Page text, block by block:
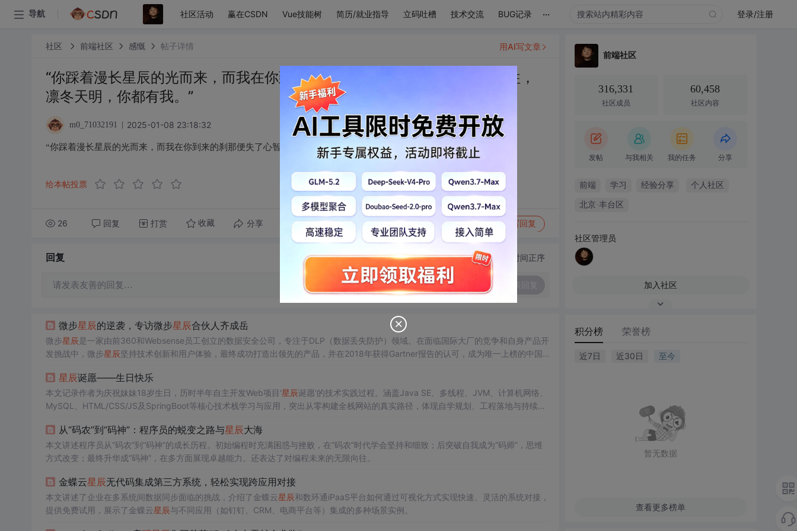
导航 社区活动 赢在CSDN Vue技能树 简历/就业指导 立码吐槽 技术交流 BUG记录 ... 登录/注册
社区 前端社区 感慨 帖子详情
“你踩着漫长星辰的光而来，而我在你到来的刹那便失了心智，从此山河过往，
凛冬天明，你都有我。”
m0_71032191 2025-01-08 23:18:32
“你踩着漫长星辰的光而来，而我在你到来的刹那便失了心智，从此山河过往，凛冬天明，你都有我。”
给本帖投票
26 回复 打赏 收藏 分享 转发到动态 举报 写回复
用AI写文章
回复 切换为时间正序
请发表友善的回复…
微步星辰的逆袭，专访微步星辰合伙人齐成岳
微步星辰是一家由前360和Websense员工创立的数据安全公司，专注于DLP（数据丢失防护）领域。在面临国际大厂的竞争和自身产品开
发挑战中，微步星辰坚持技术创新和用户体验，最终成功打造出领先的产品，并在2018年获得Gartner报告的认可，成为唯一上榜的中国D
星辰诞愿——生日快乐
本文记录作者为庆祝妹妹18岁生日，历时半年自主开发Web项目'星辰诞愿'的技术实践过程。涵盖Java SE、多线程、JVM、计算机网络、
MySQL、HTML/CSS/JS及SpringBoot等核心技术栈学习与应用，突出从零构建全栈网站的真实路径，体现自学规划、工程落地与持续交
从“码农”到“码神”：程序员的蜕变之路与星辰大海
本文讲述程序员从“码农”到“码神”的成长历程。初始编程时充满困惑与挫败，在“码农”时代学会坚持和细致；后突破自我成为“码师”，思维
方式改变；最终升华成“码神”，在多方面展现卓越能力。还表达了对编程未来的无限向往。
金蝶云星辰无代码集成第三方系统，轻松实现跨应用对接
本文讲述了企业在多系统间数据同步面临的挑战，介绍了金蝶云星辰和数环通iPaaS平台如何通过可视化方式实现快速、灵活的系统对接，
提供免费试用，展示了金蝶云星辰与不同应用（如钉钉、CRM、电商平台等）集成的多种场景实例。
前端社区
316,331
社区成员
60,458
社区内容
发帖 与我相关 我的任务 分享
前端 学习 经验分享 个人社区
北京·丰台区
社区管理员
加入社区
积分榜 荣誉榜
近7日 近30日 至今
暂无数据
查看更多榜单